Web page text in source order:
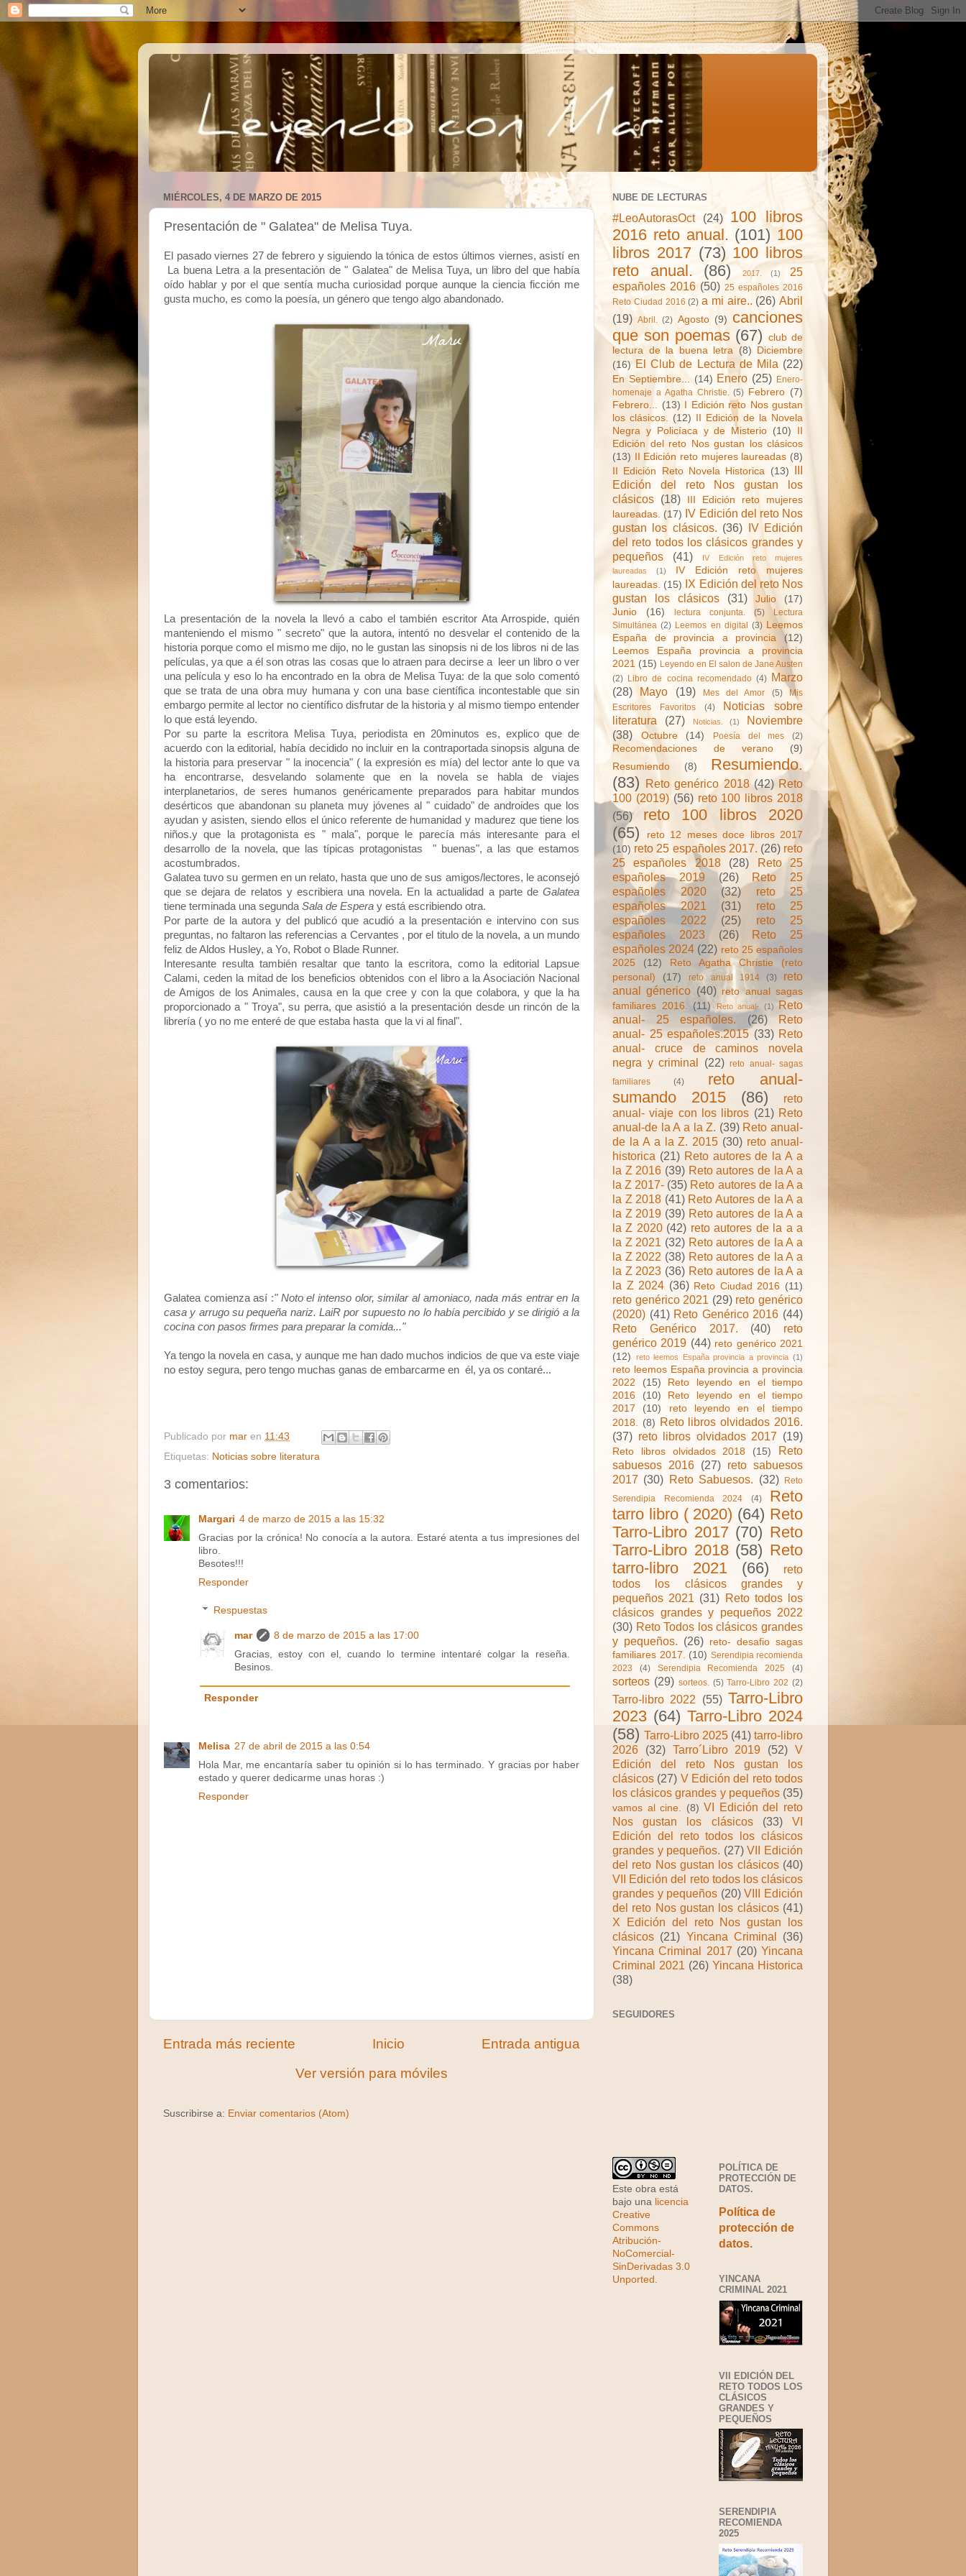
MIÉRCOLES, 4 DE MARZO DE 2015
Presentación de " Galatea" de Melisa Tuya.
El pasado viernes 27 de febrero y siguiendo la tónica de estos últimos viernes, asistí en
La buena Letra a la presentación de " Galatea" de Melisa Tuya, un libro del que había
oído hablar y por el que sentía mucha curiosidad porque aunque la ciencia ficción me
gusta mucho, es como la poesía, un género que tengo algo abandonado.
La presentación de la novela la llevó a cabo el también escritor Ata Arrospide, quién
manteniendo el mismo " secreto" que la autora, intentó no desvelar el contenido de la
historia porque como el mismo me dijo, no le gustan las sinopsis ni de los libros ni de las
películas, ya que a él son otras las cosas que lo atraen para decirse a leer un libro o ver
una película y eso lo ha encontrado en la obra de Melisa Tuya: de la que solo comentó
que se trata de una obra muy humana y con una base científica incontestable que sin
embargo permite al lector no científico disfrutar de la historia y al mismo tiempo entender
lo que está leyendo.
Por su parte la escritora Melisa Tuya, periodista en 20minutos es, explico que de
acuerdo con la editorial, había decidido no incluir en la contraportada sinopsis alguna de
la historia para preservar " la inocencia" ( la expresión es mía) del lector ante lo que va
ha encontrarse, desvelando solamente que en la novela se habla de viajes
interplanetarios, de seres humanos genéricamente preparados para habitar mundos
desérticos que abandonan su planeta muy jóvenes al " cuidado" de androides que los
ayudan y asisten, siendo ellos el único referente de humanidad y madurez que tiene los
niños.y que la protagonista es " mala", porque le parecía más interesante para el
desarrollo de la novela, que las típicas protagonistas " buenas", a las que estamos
acostumbrados.
Galatea tuvo su germen en un relato, hasta que uno de sus amigos/lectores, le aconsejó
que se dejara de relatos y escribiera una novela. En la actualidad a parte de Galatea
tiene terminada una segunda Sala de Espera y está escribiendo otra.
Por parte de la autora y del publicó que acudió a la presentación e intervino con sus
preguntas, no faltaron las referencias a Cervantes , por el titulo de la novela, a un mundo
feliz de Aldos Husley, a Yo, Robot o Blade Runner.
Interesante resulta también resaltar que tanto la escritora, como la editorial Lapsue
Calami, ceden la mitad de los beneficios obtenidos con el libro a la Asociación Nacional
de Amigos de los Animales, causa en la que cree y con la que colabora, y que la ha
proporcionado a " Troya", su perra, que asistió a la presentación desde un rincón de la
librería ( yo no me enteré de que estaba hasta que la vi al final".
Galatea comienza así :" Noto el intenso olor, similar al amoniaco, nada más entrar en la
casa y arrugo su pequeña nariz. LaiR por supuesto no lo había percibido y se dirigió a la
cocina con pasos firmes para preparar la comida..."
Ya tengo la novela en casa, y aunque me han dado muchos indicios de que va este viaje
no estoy segura, pero tengo muchas ganas de embarcarme en él, ya os contaré...
Publicado por mar en 11:43
Etiquetas: Noticias sobre literatura
3 comentarios:
Margari 4 de marzo de 2015 a las 15:32
Gracias por la crónica! No conocía a la autora. Estaré atenta a tus impresiones del
libro.
Besotes!!!
Responder
Respuestas
mar
8 de marzo de 2015 a las 17:00
Gracias, estoy con el, cuando lo termine intentaré colgar la reseña.
Besinos.
Responder
Melisa 27 de abril de 2015 a las 0:54
Hola Mar, me encantaría saber tu opinión si lo has terminado. Y gracias por haber
estado y querer dedicarme unas horas :)
Responder
Entrada más reciente Entrada antigua
Inicio
Ver versión para móviles
Suscribirse a: Enviar comentarios (Atom)
NUBE DE LECTURAS
#LeoAutorasOct (24)
100 libros
2016 reto anual. (101) 100
libros 2017 (73) 100 libros
reto anual.
(86) 2017. (1)
25
españoles 2016 (50) 25 españoles 2016
Reto Ciudad 2016 (2) a mi aire.. (26) Abril
(19) Abril. (2) Agosto (9) canciones
que son poemas (67)
club de
lectura de la buena letra
(8)
Diciembre
(16) El Club de Lectura de Mila (22)
En Septiembre... (14) Enero (25) Enero-
homenaje a Agatha Christie.
(5) Febrero (7)
Febrero...
(13)
I Edición reto Nos gustan
los clásicos.
(12)
II Edición de la Novela
Negra y Policíaca y de Misterio (10)
Edición del reto Nos gustan los clásicos
(13)
II Edición reto mujeres laureadas (8)
II Edición Reto Novela Historica
(13) III
Edición del reto Nos gustan los
clásicos (18)
III Edición reto mujeres
laureadas. (17) IV Edición del reto Nos
gustan los clásicos. (36) IV Edición
del reto todos los clásicos grandes y
pequeños
(41)
IV Edición reto mujeres
laureadas
(1)
IV Edición reto mujeres
laureadas. (15) IX Edición del reto Nos
gustan los clásicos
(31) Julio
(17)
Junio
(16) lectura conjunta. (5)
Lectura
Simultánea (2) Leemos en digital (3)
Leemos
España de provincia a provincia
(12)
Leemos España provincia a provincia
2021 (15) Leyendo en El salon de Jane Austen
(2) Libro de cocina recomendado (4) Marzo
(28)
Mayo (19) Mes del Amor (5)
Mis
Escritores Favoritos
(4)
Noticias sobre
literatura
(27) Noticias. (1)
Noviembre
(38)
Octubre (14) Poesía del mes (2)
Recomendaciones de verano
(9)
Resumiendo
(8)
Resumiendo.
(83) Reto genérico 2018 (42) Reto
100 (2019) (56) reto 100 libros 2018
(56)
reto 100 libros 2020
(65)
reto 12 meses doce libros 2017
(10) reto 25 españoles 2017. (26) reto
25 españoles 2018
(28)
Reto 25
españoles 2019
(26)
Reto 25
españoles 2020
(32)
reto 25
españoles 2021
(31)
reto 25
españoles 2022
(25)
reto 25
españoles 2023
(26)
Reto 25
españoles 2024 (22) reto 25 españoles
2025
(12)
Reto Agatha Christie (reto
personal)
(17) reto anual 1914 (3)
reto
anual génerico (40) reto anual sagas
familiares 2016.
(11) Reto anual- (1)
Reto
anual- 25 españoles.
(26)
Reto
anual- 25 españoles.2015 (33) Reto
anual- cruce de caminos novela
negra y criminal (22) reto anual- sagas
familiares
(4)
reto anual-
sumando 2015
(86)
reto
anual- viaje con los libros (21) Reto
anual-de la A a la Z. (39) Reto anual-
de la A a la Z. 2015 (30) reto anual-
historica (21) Reto autores de la A a
la Z 2016 (39) Reto autores de la A a
la Z 2017- (35) Reto autores de la A a
la Z 2018 (41) Reto Autores de la A a
la Z 2019 (39) Reto autores de la A a
la Z 2020 (42) reto autores de la a a
la Z 2021 (32) Reto autores de la A a
la Z 2022 (38) Reto autores de la A a
la Z 2023 (36) Reto autores de la A a
la Z 2024 (36) Reto Ciudad 2016 (11)
reto genérico 2021 (29) reto genérico
(2020) (41) Reto Genérico 2016 (44)
Reto Genérico 2017.
(40)
reto
genérico 2019 (44) reto genérico 2021
(12)
reto leemos España provincia a provincia (1)
reto leemos España provincia a provincia
2022
(15)
Reto leyendo en el tiempo
2016
(10)
Reto leyendo en el tiempo
2017
(10)
reto leyendo en el tiempo
2018.
(8) Reto libros olvidados 2016.
(37) reto libros olvidados 2017 (19)
Reto libros olvidados 2018 (15)
Reto
sabuesos 2016 (27) reto sabuesos
2017 (30) Reto Sabuesos. (32) Reto
Serendipia Recomienda 2024
(4)
Reto
tarro libro ( 2020) (64) Reto
Tarro-Libro 2017 (70) Reto
Tarro-Libro 2018 (58) Reto
tarro-libro 2021
(66)
reto
todos los clásicos grandes y
pequeños 2021 (31) Reto todos los
clásicos grandes y pequeños 2022
(30) Reto Todos los clásicos grandes
y pequeños. (26) reto- desafio sagas
familiares 2017.
(10) Serendipia recomienda
2023
(4) Serendipia Recomienda 2025 (4)
sorteos (29) sorteos. (5) Tarro-Libro 202 (2)
Tarro-libro 2022 (55) Tarro-Libro
2023 (64) Tarro-Libro 2024
(58) Tarro-Libro 2025 (41) tarro-libro
2026
(32) Tarro´Libro 2019 (52) V
Edición del reto Nos gustan los
clásicos (27) V Edición del reto todos
los clásicos grandes y pequeños (35)
vamos al cine. (8) VI Edición del reto
Nos gustan los clásicos
(33)
VI
Edición del reto todos los clásicos
grandes y pequeños. (27) VII Edición
del reto Nos gustan los clásicos (40)
VII Edición del reto todos los clásicos
grandes y pequeños (20) VIII Edición
del reto Nos gustan los clásicos (41)
X Edición del reto Nos gustan los
clásicos (21) Yincana Criminal (36)
Yincana Criminal 2017 (20) Yincana
Criminal 2021 (26) Yincana Historica
(38)
SEGUIDORES
Este obra está
bajo una licencia
Creative
Commons
Atribución-
NoComercial-
SinDerivadas 3.0
Unported .
POLÍTICA DE
PROTECCIÓN DE
DATOS.
Política de
protección de
datos.
YINCANA
CRIMINAL 2021
VII EDICIÓN DEL
RETO TODOS LOS
CLÁSICOS
GRANDES Y
PEQUEÑOS
SERENDIPIA
RECOMIENDA
2025